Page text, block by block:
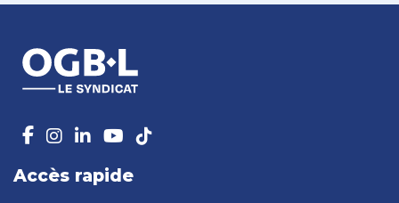
Accès rapide